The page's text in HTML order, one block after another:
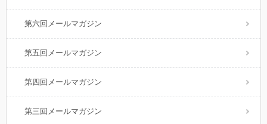
第六回メールマガジン
第五回メールマガジン
第四回メールマガジン
第三回メールマガジン